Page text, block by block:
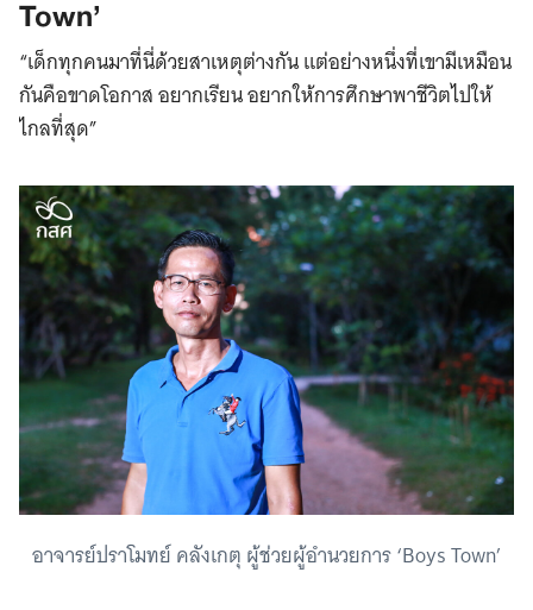
Town’
“เด็กทุกคนมาที่นี่ด้วยสาเหตุต่างกัน แต่อย่างหนึ่งที่เขามีเหมือน
กันคือขาดโอกาส อยากเรียน อยากให้การศึกษาพาชีวิตไปให้
ไกลที่สุด”
อาจารย์ปราโมทย์ คลังเกตุ ผู้ช่วยผู้อำนวยการ ‘Boys Town’